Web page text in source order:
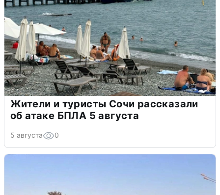
Жители и туристы Сочи рассказали
об атаке БПЛА 5 августа
5 августа 0